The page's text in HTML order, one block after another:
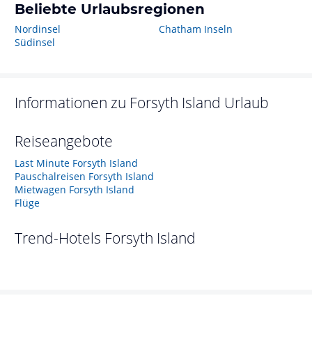
Beliebte Urlaubsregionen
Nordinsel
Südinsel
Chatham Inseln
Informationen zu Forsyth Island Urlaub
Reiseangebote
Last Minute Forsyth Island
Pauschalreisen Forsyth Island
Mietwagen Forsyth Island
Flüge
Trend-Hotels Forsyth Island